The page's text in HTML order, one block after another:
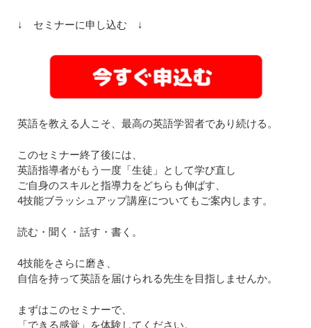
↓ セミナーに申し込む ↓
英語を教える人こそ、最高の英語学習者であり続ける。
このセミナー終了後には、
英語指導者がもう一度「生徒」として学び直し
ご自身のスキルと指導力をどちらも伸ばす、
4技能ブラッシュアップ講座についてもご案内します。
読む・聞く・話す・書く。
4技能をさらに磨き、
自信を持って英語を届けられる先生を目指しませんか。
まずはこのセミナーで、
「できる感覚」を体験してください。